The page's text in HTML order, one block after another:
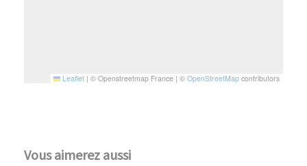
Leaflet | © Openstreetmap France | © OpenStreetMap contributors
Vous aimerez aussi